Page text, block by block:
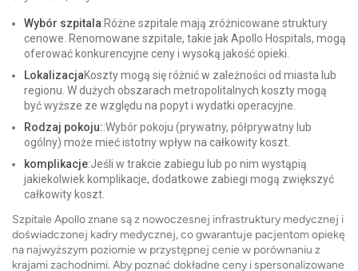
Wybór szpitala:Różne szpitale mają zróżnicowane struktury
cenowe. Renomowane szpitale, takie jak Apollo Hospitals, mogą
oferować konkurencyjne ceny i wysoką jakość opieki.
LokalizacjaKoszty mogą się różnić w zależności od miasta lub
regionu. W dużych obszarach metropolitalnych koszty mogą
być wyższe ze względu na popyt i wydatki operacyjne.
Rodzaj pokoju::Wybór pokoju (prywatny, półprywatny lub
ogólny) może mieć istotny wpływ na całkowity koszt.
komplikacje:Jeśli w trakcie zabiegu lub po nim wystąpią
jakiekolwiek komplikacje, dodatkowe zabiegi mogą zwiększyć
całkowity koszt.
Szpitale Apollo znane są z nowoczesnej infrastruktury medycznej i
doświadczonej kadry medycznej, co gwarantuje pacjentom opiekę
na najwyższym poziomie w przystępnej cenie w porównaniu z
krajami zachodnimi. Aby poznać dokładne ceny i spersonalizowane